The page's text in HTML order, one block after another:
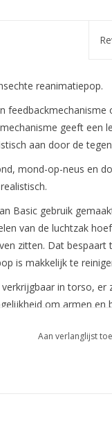
reanimatiepop.
feedbackmechanisme
geeft een
aan door de
mond-op-neus en
Basic gebruik
van de luchtzak
zitten. Dat
is makkelijk te
in torso,
om armen
geleverd met de
Aan verlanglijst